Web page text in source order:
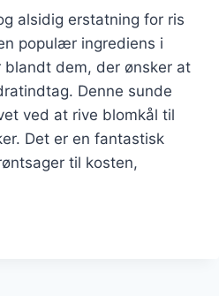
alsidig erstatning for ris
populær ingrediens i
dem, der ønsker at
Denne sunde
ved at rive blomkål til
Det er en fantastisk
til kosten,